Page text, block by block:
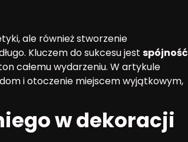
ale również stworzenie
Kluczem do sukcesu jest spójność
całemu wydarzeniu. W artykule
i otoczenie miejscem wyjątkowym,
w dekoracji